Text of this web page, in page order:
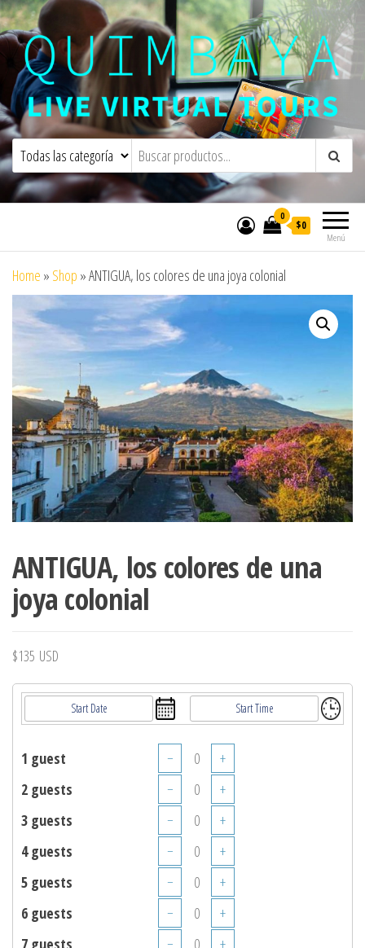
Quimbaya Virtual ToursLive Interactive Virtual Tours and
Menú
0
$0
Home » Shop »ANTIGUA, los colores de una joya colonial
ANTIGUA, los colores de una
joya colonial
$135 USD
1 guest −
+
2 guests
−
+
3 guests
−
+
4 guests
−
+
5 guests
−
+
6 guests
−
+
7 guests
−
+